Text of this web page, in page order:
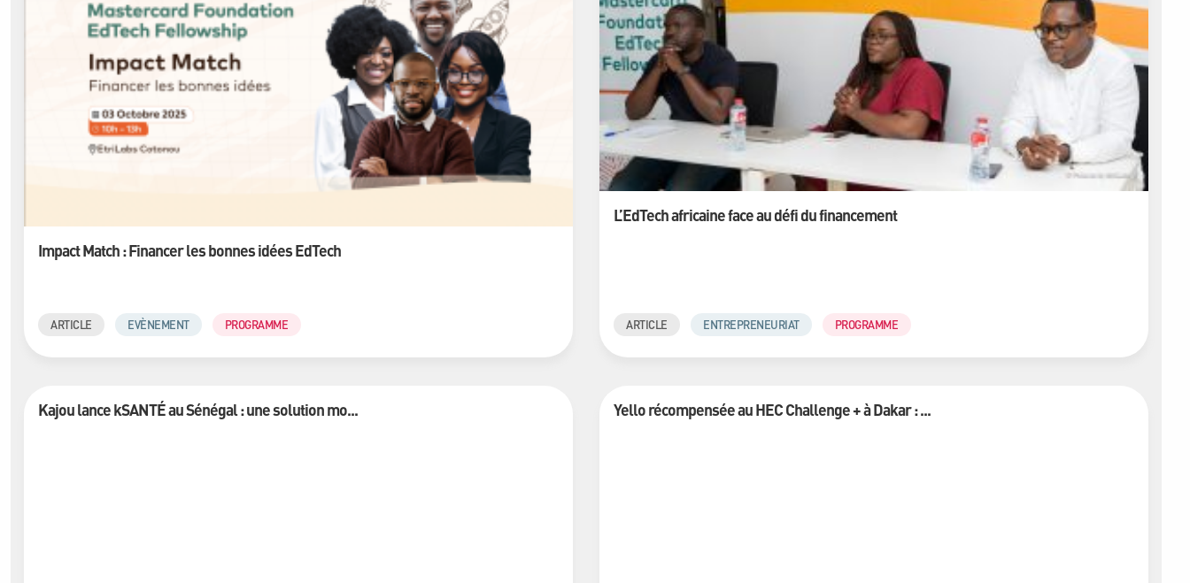
Impact Match : Financer les bonnes idées EdTech
ARTICLE EVÈNEMENT PROGRAMME
L’EdTech africaine face au défi du financement
ARTICLE ENTREPRENEURIAT PROGRAMME
Kajou lance kSANTÉ au Sénégal : une solution mo... Yello récompensée au HEC Challenge + à Dakar : ...